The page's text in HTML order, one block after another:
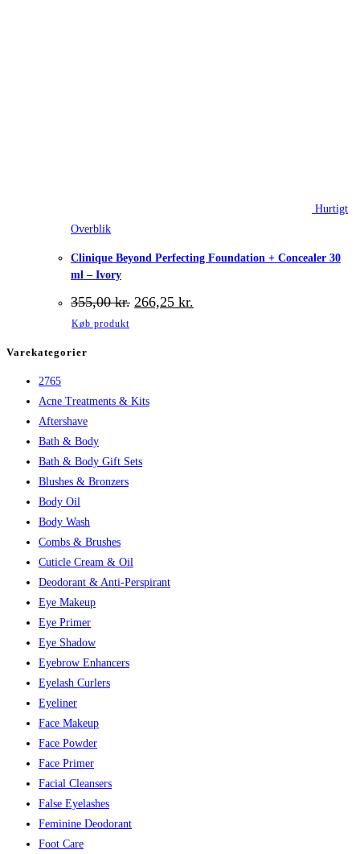
Hurtigt
Overblik
Clinique Beyond Perfecting Foundation + Concealer 30
ml – Ivory
355,00kr. Den
oprindelige
266,25 kr.
aktuelle
Køb produkt
Varekategorier
2765
Acne Treatments & Kits
Aftershave
Bath & Body
Bath & Body Gift Sets
Blushes & Bronzers
Body Oil
Body Wash
Combs & Brushes
Cuticle Cream & Oil
Deodorant & Anti-Perspirant
Eye Makeup
Eye Primer
Eye Shadow
Eyebrow Enhancers
Eyelash Curlers
Eyeliner
Face Makeup
Face Powder
Face Primer
Facial Cleansers
False Eyelashes
Feminine Deodorant
Foot Care